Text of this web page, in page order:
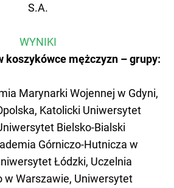
S.A.
WYNIKI
koszykówce mężczyzn – grupy:
Marynarki Wojennej w Gdyni,
Katolicki Uniwersytet
Bielsko-Bialski
Górniczo-Hutnicza w
Łódzki, Uczelnia
w Warszawie, Uniwersytet